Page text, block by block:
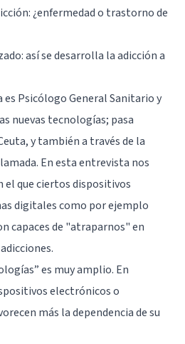
¿enfermedad o trastorno de
así se desarrolla la adicción a
es Psicólogo General Sanitario y
nuevas tecnologías; pasa
y también a través de la
En esta entrevista nos
el que ciertos dispositivos
digitales como por ejemplo
capaces de "atraparnos" en
es muy amplio. En
electrónicos o
más la dependencia de su